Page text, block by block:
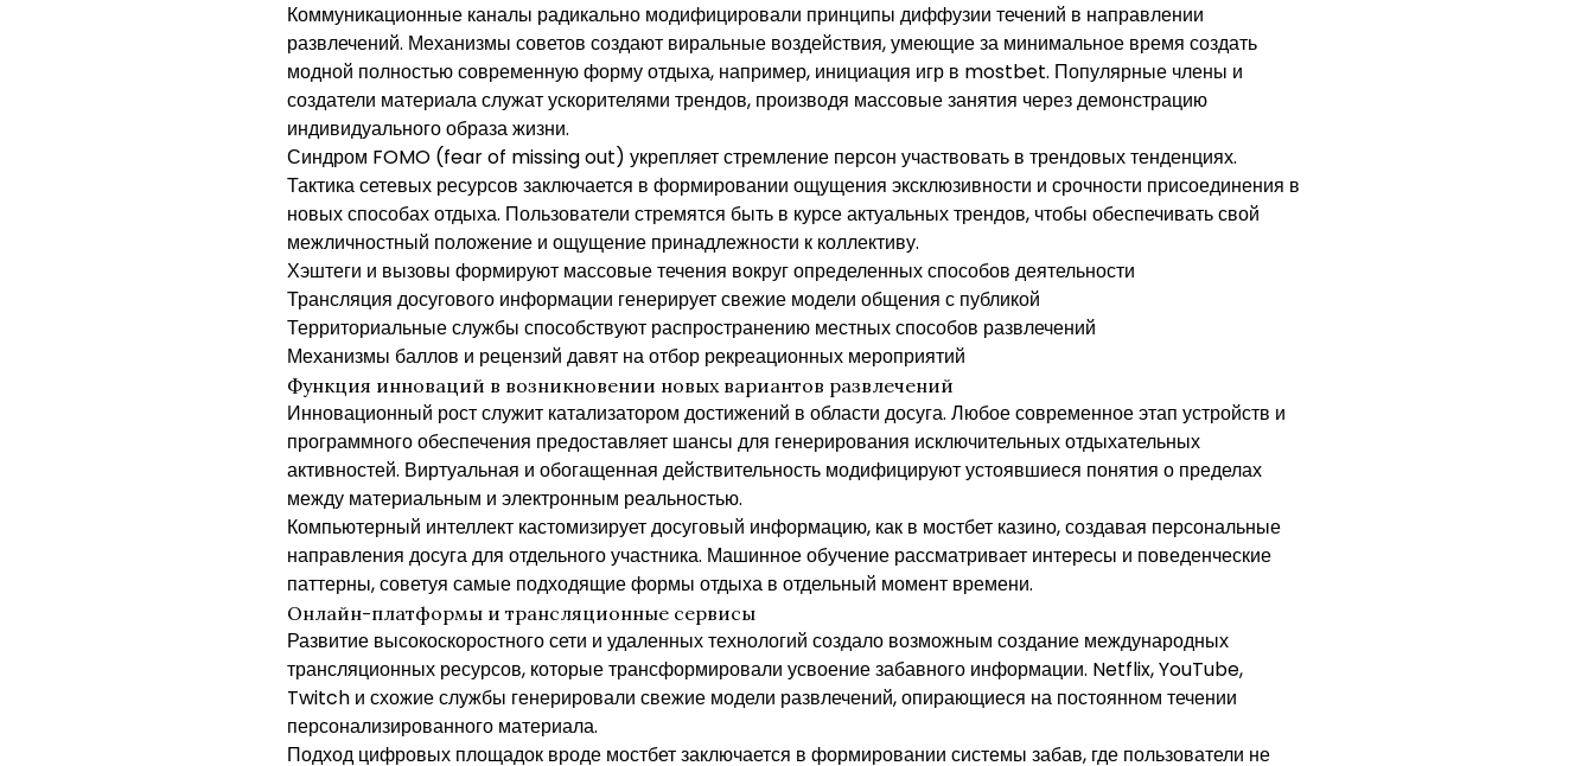
Коммуникационные каналы радикально модифицировали принципы диффузии течений в направлении
развлечений. Механизмы советов создают виральные воздействия, умеющие за минимальное время создать
модной полностью современную форму отдыха, например, инициация игр в mostbet. Популярные члены и
создатели материала служат ускорителями трендов, производя массовые занятия через демонстрацию
индивидуального образа жизни.
Синдром FOMO (fear of missing out) укрепляет стремление персон участвовать в трендовых тенденциях.
Тактика сетевых ресурсов заключается в формировании ощущения эксклюзивности и срочности присоединения в
новых способах отдыха. Пользователи стремятся быть в курсе актуальных трендов, чтобы обеспечивать свой
межличностный положение и ощущение принадлежности к коллективу.
Хэштеги и вызовы формируют массовые течения вокруг определенных способов деятельности
Трансляция досугового информации генерирует свежие модели общения с публикой
Территориальные службы способствуют распространению местных способов развлечений
Механизмы баллов и рецензий давят на отбор рекреационных мероприятий
Функция инноваций в возникновении новых вариантов развлечений
Инновационный рост служит катализатором достижений в области досуга. Любое современное этап устройств и
программного обеспечения предоставляет шансы для генерирования исключительных отдыхательных
активностей. Виртуальная и обогащенная действительность модифицируют устоявшиеся понятия о пределах
между материальным и электронным реальностью.
Компьютерный интеллект кастомизирует досуговый информацию, как в мостбет казино, создавая персональные
направления досуга для отдельного участника. Машинное обучение рассматривает интересы и поведенческие
паттерны, советуя самые подходящие формы отдыха в отдельный момент времени.
Онлайн-платформы и трансляционные сервисы
Развитие высокоскоростного сети и удаленных технологий создало возможным создание международных
трансляционных ресурсов, которые трансформировали усвоение забавного информации. Netflix, YouTube,
Twitch и схожие службы генерировали свежие модели развлечений, опирающиеся на постоянном течении
персонализированного материала.
Подход цифровых площадок вроде мостбет заключается в формировании системы забав, где пользователи не